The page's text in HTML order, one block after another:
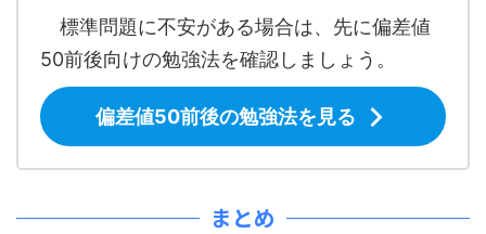
標準問題に不安がある場合は、先に偏差値
50前後向けの勉強法を確認しましょう。
偏差値50前後の勉強法を見る
まとめ